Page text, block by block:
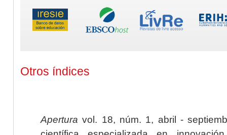
Otros índices
Apertura vol. 18, núm. 1, abril -